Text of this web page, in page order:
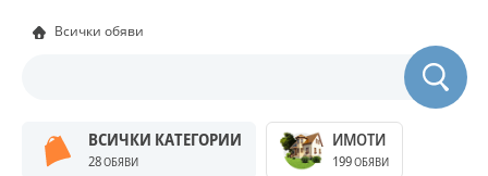
Всички обяви
ВСИЧКИ КАТЕГОРИИ
28ОБЯВИ
ИМОТИ
199ОБЯВИ